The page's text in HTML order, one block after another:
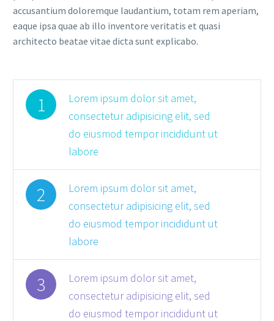
accusantium doloremque laudantium, totam rem aperiam,
eaque ipsa quae ab illo inventore veritatis et quasi
architecto beatae vitae dicta sunt explicabo.
1
Lorem ipsum dolor sit amet,
consectetur adipisicing elit, sed
do eiusmod tempor incididunt ut
labore
2
Lorem ipsum dolor sit amet,
consectetur adipisicing elit, sed
do eiusmod tempor incididunt ut
labore
3
Lorem ipsum dolor sit amet,
consectetur adipisicing elit, sed
do eiusmod tempor incididunt ut